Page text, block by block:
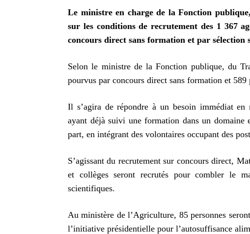
Le ministre en charge de la Fonction
sur les conditions de recrutement des 1 367
concours direct sans formation et par sélection
Selon le ministre de la Fonction publique, du
pourvus par concours direct sans formation et 589
Il s’agira de répondre à un besoin immédiat en
ayant déjà suivi une formation dans un domaine
part, en intégrant des volontaires occupant des
S’agissant du recrutement sur concours direct,
et collèges seront recrutés pour combler le
scientifiques.
Au ministère de l’Agriculture, 85 personnes
l’initiative présidentielle pour l’autosuffisance